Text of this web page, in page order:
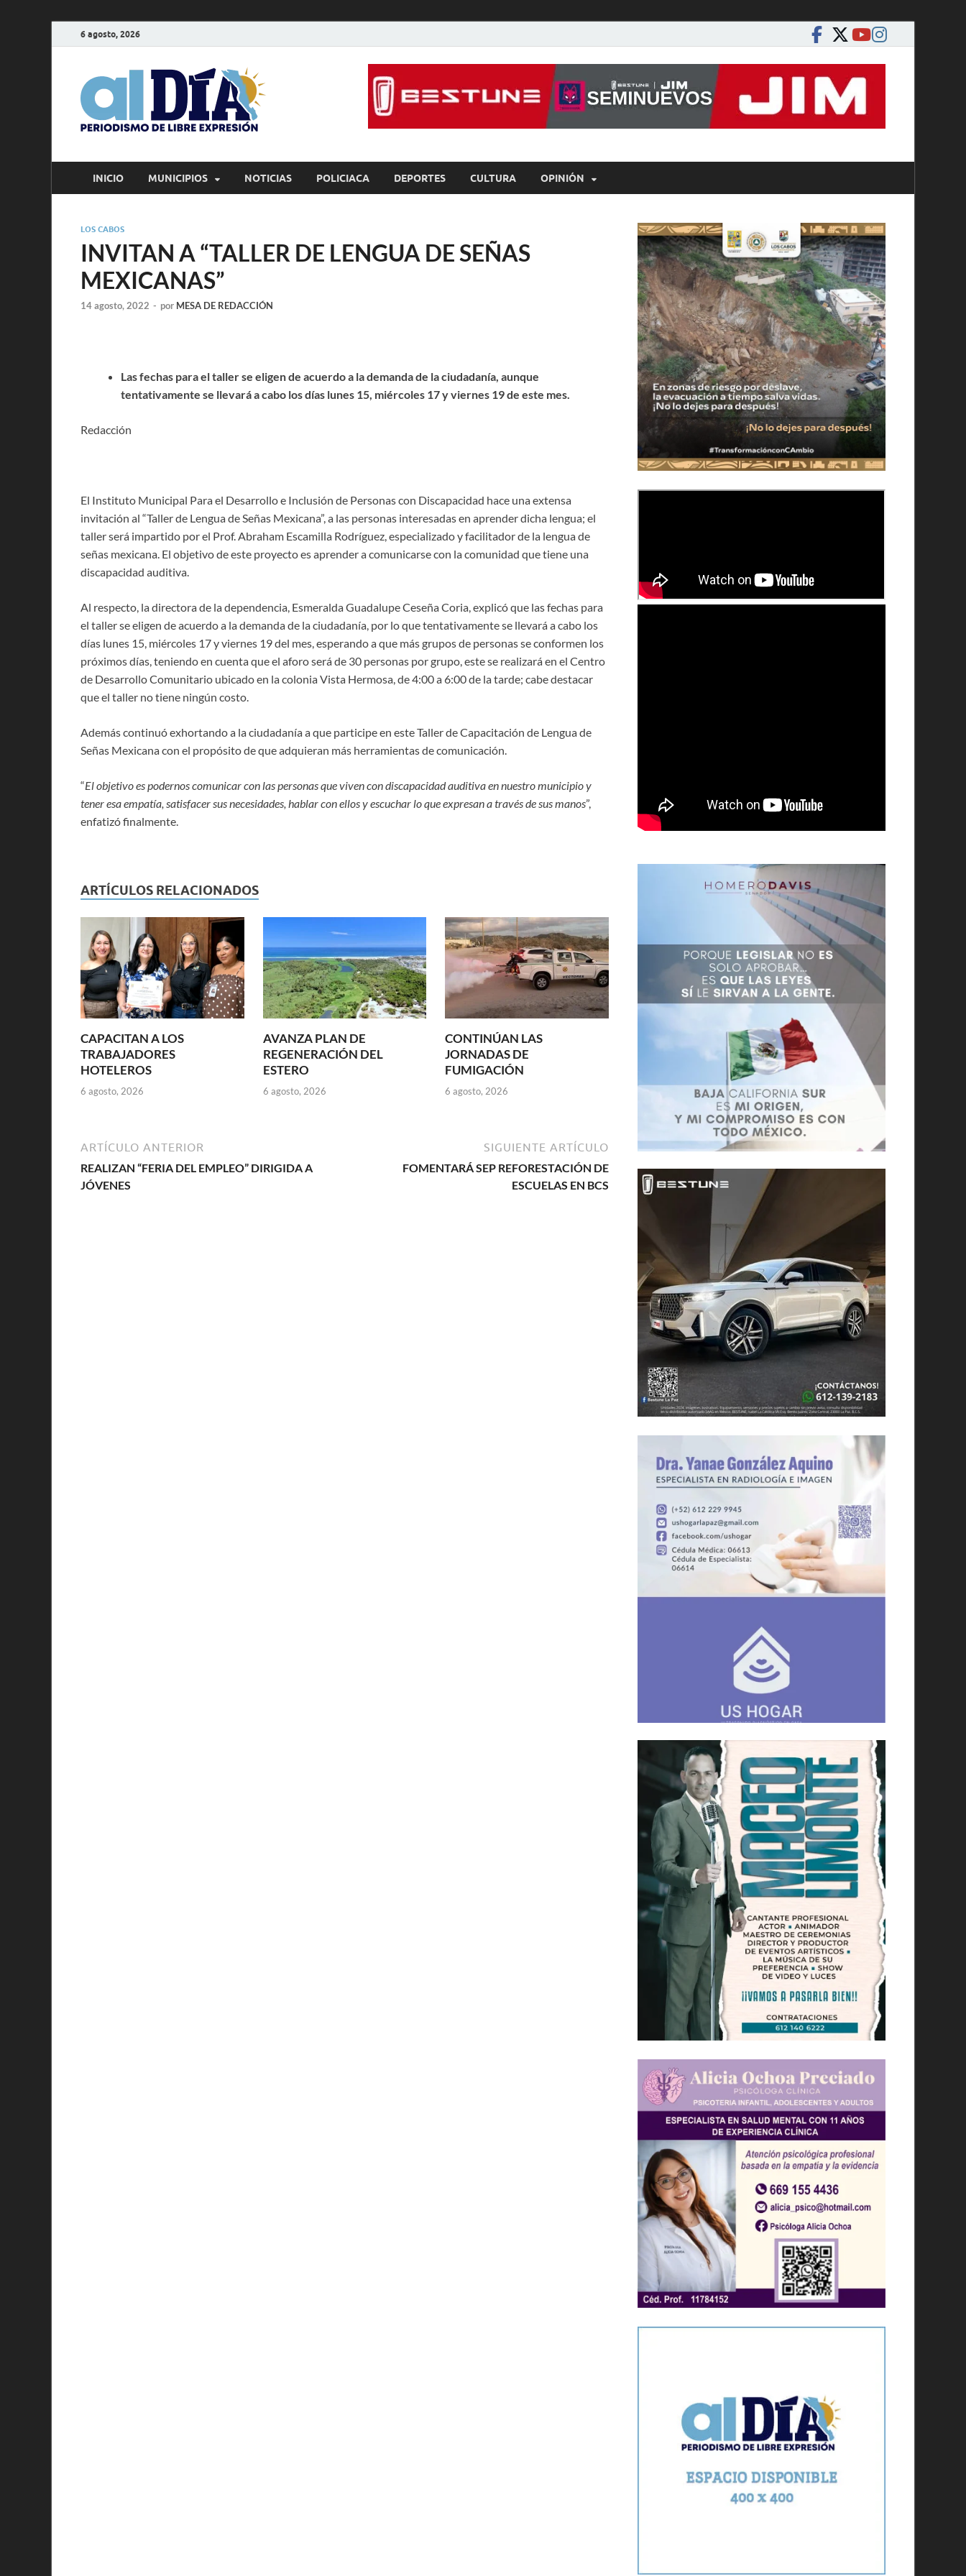
6 agosto, 2026
alDíaBCS
Periodismo de libre expresión
INICIO MUNICIPIOS NOTICIAS POLICIACA DEPORTES CULTURA OPINIÓN
LOS CABOS
INVITAN A “TALLER DE LENGUA DE SEÑAS
MEXICANAS”
14 agosto, 2022 - por MESA DE REDACCIÓN
Las fechas para el taller se eligen de acuerdo a la demanda de la ciudadanía, aunque
tentativamente se llevará a cabo los días lunes 15, miércoles 17 y viernes 19 de este mes.
Redacción
El Instituto Municipal Para el Desarrollo e Inclusión de Personas con Discapacidad hace una extensa
invitación al “Taller de Lengua de Señas Mexicana”, a las personas interesadas en aprender dicha lengua; el
taller será impartido por el Prof. Abraham Escamilla Rodríguez, especializado y facilitador de la lengua de
señas mexicana. El objetivo de este proyecto es aprender a comunicarse con la comunidad que tiene una
discapacidad auditiva.
Al respecto, la directora de la dependencia, Esmeralda Guadalupe Ceseña Coria, explicó que las fechas para
el taller se eligen de acuerdo a la demanda de la ciudadanía, por lo que tentativamente se llevará a cabo los
días lunes 15, miércoles 17 y viernes 19 del mes, esperando a que más grupos de personas se conformen los
próximos días, teniendo en cuenta que el aforo será de 30 personas por grupo, este se realizará en el Centro
de Desarrollo Comunitario ubicado en la colonia Vista Hermosa, de 4:00 a 6:00 de la tarde; cabe destacar
que el taller no tiene ningún costo.
Además continuó exhortando a la ciudadanía a que participe en este Taller de Capacitación de Lengua de
Señas Mexicana con el propósito de que adquieran más herramientas de comunicación.
“El objetivo es podernos comunicar con las personas que viven con discapacidad auditiva en nuestro municipio y
tener esa empatía, satisfacer sus necesidades, hablar con ellos y escuchar lo que expresan a través de sus manos”,
enfatizó finalmente.
ARTÍCULOS RELACIONADOS
CAPACITAN A LOS
TRABAJADORES
HOTELEROS
6 agosto, 2026
AVANZA PLAN DE
REGENERACIÓN DEL
ESTERO
6 agosto, 2026
CONTINÚAN LAS
JORNADAS DE
FUMIGACIÓN
6 agosto, 2026
ARTÍCULO ANTERIOR
REALIZAN “FERIA DEL EMPLEO” DIRIGIDA A
JÓVENES
SIGUIENTE ARTÍCULO
FOMENTARÁ SEP REFORESTACIÓN DE
ESCUELAS EN BCS